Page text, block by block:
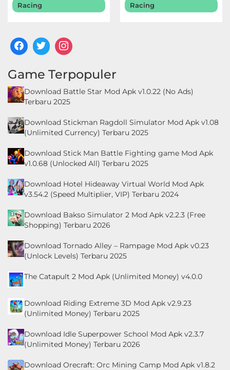
Racing Racing
Game Terpopuler
Download Battle Star Mod Apk v1.0.22 (No Ads)
Terbaru 2025
Download Stickman Ragdoll Simulator Mod Apk v1.08
(Unlimited Currency) Terbaru 2025
Download Stick Man Battle Fighting game Mod Apk
v1.0.68 (Unlocked All) Terbaru 2025
Download Hotel Hideaway Virtual World Mod Apk
v3.54.2 (Speed Multiplier, VIP) Terbaru 2024
Download Bakso Simulator 2 Mod Apk v2.2.3 (Free
Shopping) Terbaru 2026
Download Tornado Alley – Rampage Mod Apk v0.23
(Unlock Levels) Terbaru 2025
The Catapult 2 Mod Apk (Unlimited Money) v4.0.0
Download Riding Extreme 3D Mod Apk v2.9.23
(Unlimited Money) Terbaru 2025
Download Idle Superpower School Mod Apk v2.3.7
(Unlimited Money) Terbaru 2026
Download Orecraft: Orc Mining Camp Mod Apk v1.8.2